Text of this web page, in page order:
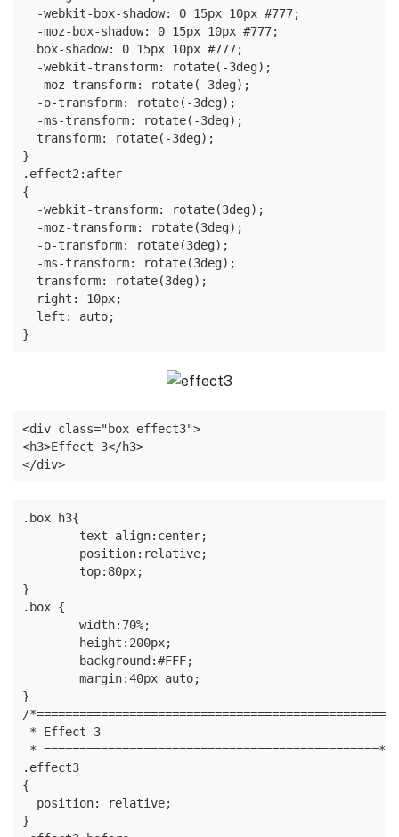
  -webkit-box-shadow: 0 15px 10px #777;
  -moz-box-shadow: 0 15px 10px #777;
  box-shadow: 0 15px 10px #777;
  -webkit-transform: rotate(-3deg);
  -moz-transform: rotate(-3deg);
  -o-transform: rotate(-3deg);
  -ms-transform: rotate(-3deg);
  transform: rotate(-3deg);
}
.effect2:after
{
  -webkit-transform: rotate(3deg);
  -moz-transform: rotate(3deg);
  -o-transform: rotate(3deg);
  -ms-transform: rotate(3deg);
  transform: rotate(3deg);
  right: 10px;
  left: auto;
}
<div class="box effect3">
<h3>Effect 3</h3>
</div>
.box h3{
}
.box {
}
/*==================================================
* Effect 3
* ===============================================*/
.effect3
{
  position: relative;
}